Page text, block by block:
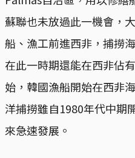
蘇聯也未放過此一機會，
船、漁工前進西非，捕撈
在此一時期還能在西非佔
始，韓國漁船開始在西非
洋捕撈雖自1980年代中期
來急速發展。